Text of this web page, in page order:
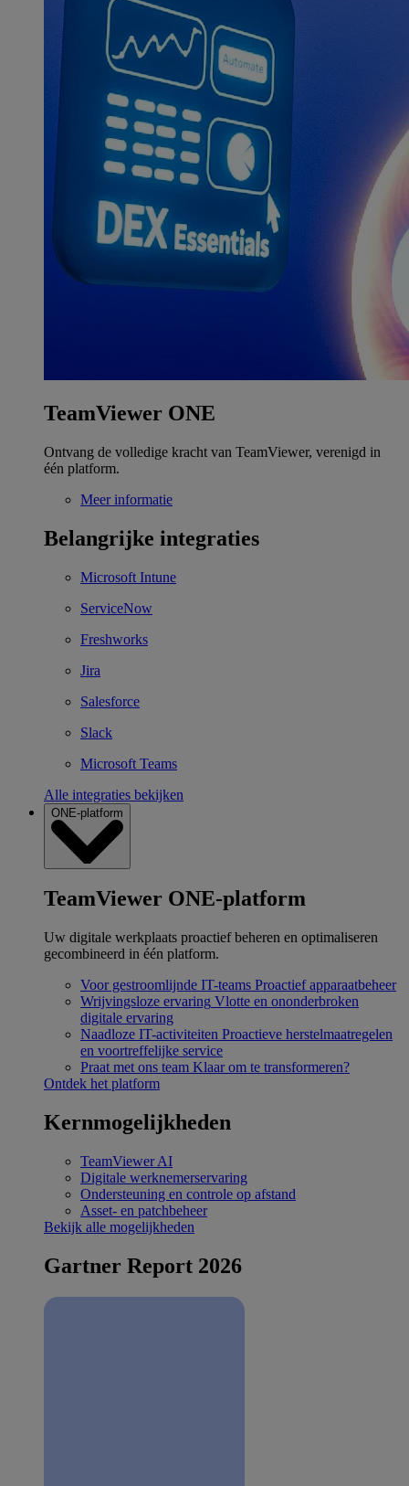
TeamViewer ONE
Ontvang de volledige kracht van TeamViewer, verenigd in
één platform.
Meer informatie
Belangrijke integraties
Microsoft Intune
ServiceNow
Freshworks
Jira
Salesforce
Slack
Microsoft Teams
Alle integraties bekijken
ONE-platform
TeamViewer ONE-platform
Uw digitale werkplaats proactief beheren en optimaliseren
gecombineerd in één platform.
Voor gestroomlijnde IT-teams Proactief apparaatbeheer
Wrijvingsloze ervaring Vlotte en ononderbroken
digitale ervaring
Naadloze IT-activiteiten Proactieve herstelmaatregelen
en voortreffelijke service
Praat met ons team Klaar om te transformeren?
Ontdek het platform
Kernmogelijkheden
TeamViewer AI
Digitale werknemerservaring
Ondersteuning en controle op afstand
Asset- en patchbeheer
Bekijk alle mogelijkheden
Gartner Report 2026